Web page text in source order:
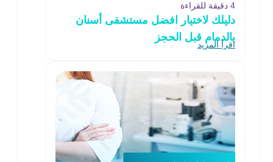
4 دقيقة للقراءة
دليلك لاختيار افضل مستشفى أسنان
بالدمام قبل الحجز
اقرأ المزيد